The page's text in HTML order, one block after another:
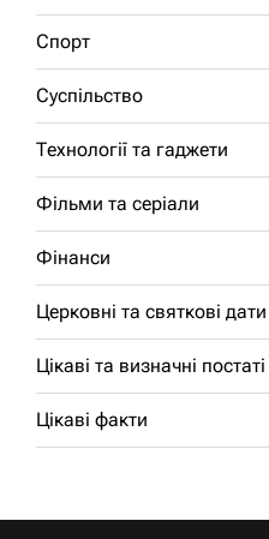
Спорт
Суспільство
Технології та гаджети
Фільми та серіали
Фінанси
Церковні та святкові дати
Цікаві та визначні постаті
Цікаві факти